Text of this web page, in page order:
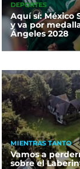
DEPORTES
Aquí sí: México
y va por
Ángeles 2028
MIENTRAS TANTO
Vamos a
sobre el